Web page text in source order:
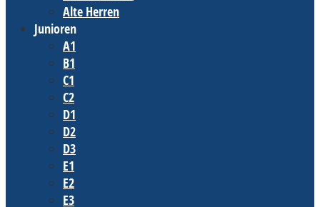
Alte Herren
Junioren
A1
B1
C1
C2
D1
D2
D3
E1
E2
E3